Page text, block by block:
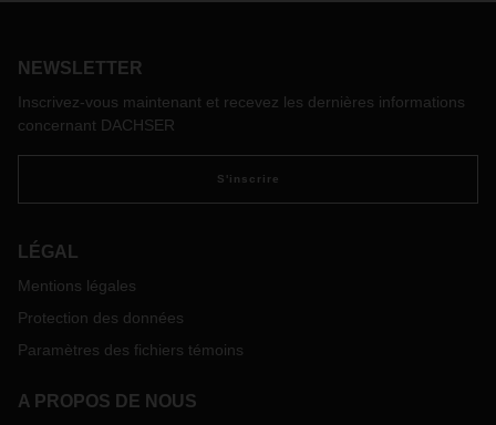
NEWSLETTER
Inscrivez-vous maintenant et recevez les dernières informations
concernant DACHSER
S'inscrire
LÉGAL
Mentions légales
Protection des données
Paramètres des fichiers témoins
A PROPOS DE NOUS